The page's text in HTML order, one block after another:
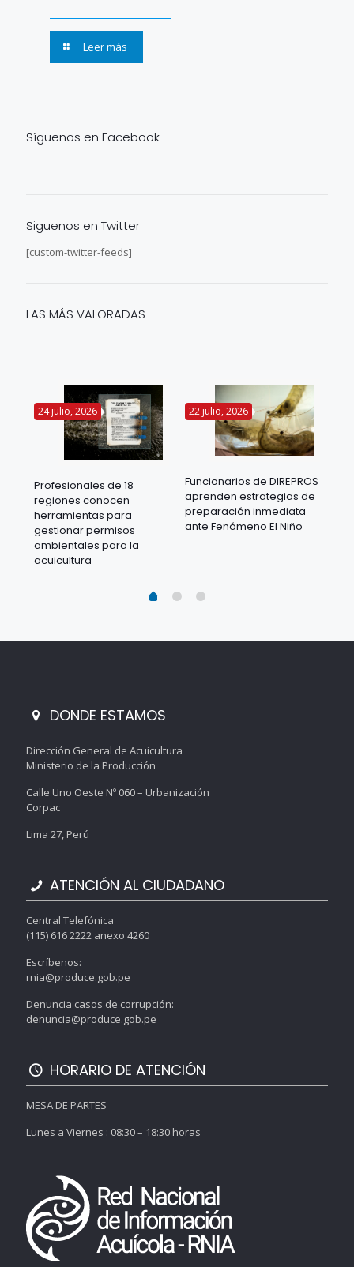
Leer más
Síguenos en Facebook
Siguenos en Twitter
[custom-twitter-feeds]
LAS MÁS VALORADAS
24 julio, 2026
Profesionales de 18
regiones conocen
herramientas para
gestionar permisos
ambientales para la
acuicultura
22 julio, 2026
Funcionarios de DIREPROS
aprenden estrategias de
preparación inmediata
ante Fenómeno El Niño
DONDE ESTAMOS
Dirección General de Acuicultura
Ministerio de la Producción
Calle Uno Oeste Nº 060 – Urbanización
Corpac
Lima 27, Perú
ATENCIÓN AL CIUDADANO
Central Telefónica
(115) 616 2222 anexo 4260
Escríbenos:
rnia@produce.gob.pe
Denuncia casos de corrupción:
denuncia@produce.gob.pe
HORARIO DE ATENCIÓN
MESA DE PARTES
Lunes a Viernes : 08:30 – 18:30 horas